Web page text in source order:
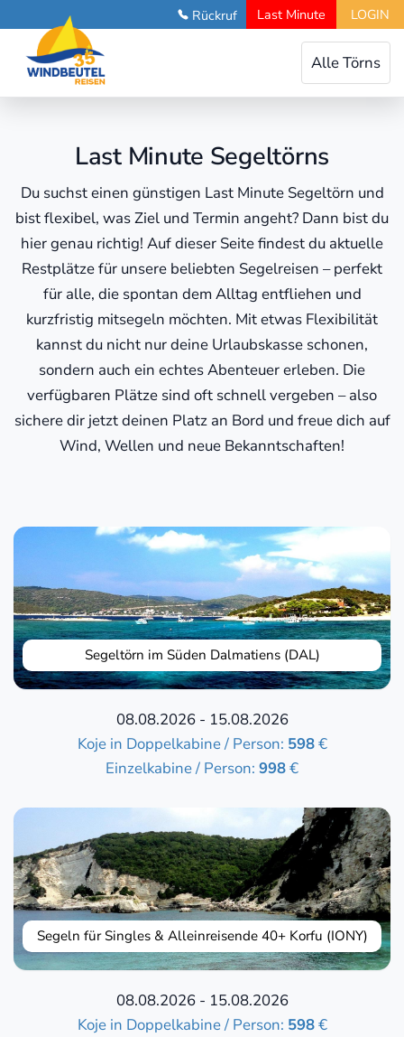
Rückruf Last Minute LOGIN
Toggle
navigation
Alle Törns
Last Minute Segeltörns
Du suchst einen günstigen Last Minute Segeltörn und
bist flexibel, was Ziel und Termin angeht? Dann bist du
hier genau richtig! Auf dieser Seite findest du aktuelle
Restplätze für unsere beliebten Segelreisen – perfekt
für alle, die spontan dem Alltag entfliehen und
kurzfristig mitsegeln möchten. Mit etwas Flexibilität
kannst du nicht nur deine Urlaubskasse schonen,
sondern auch ein echtes Abenteuer erleben. Die
verfügbaren Plätze sind oft schnell vergeben – also
sichere dir jetzt deinen Platz an Bord und freue dich auf
Wind, Wellen und neue Bekanntschaften!
Segeltörn im Süden Dalmatiens (DAL)
08.08.2026 - 15.08.2026
Koje in Doppelkabine / Person: 598€
Einzelkabine / Person: 998€
Segeln für Singles & Alleinreisende 40+ Korfu (IONY)
08.08.2026 - 15.08.2026
Koje in Doppelkabine / Person: 598€